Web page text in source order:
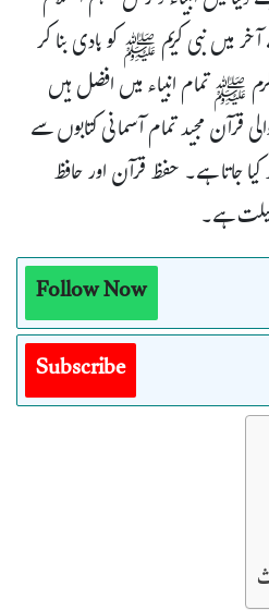
میں نبی کریم ﷺ کو ہادی بنا کر
ﷺ تمام انبیاء میں افضل ہیں
مجید تمام آسمانی کتابوں سے
ہے۔ حفظ قرآن اور حافظ
ہے۔
Follow Now
Subscribe